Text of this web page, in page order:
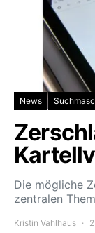
News
Die mögliche
zentralen
Kristin Vahlhaus